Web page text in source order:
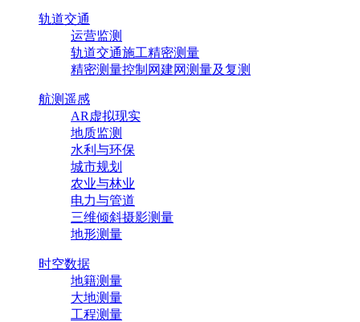
轨道交通
运营监测
轨道交通施工精密测量
精密测量控制网建网测量及复测
航测遥感
AR虚拟现实
地质监测
水利与环保
城市规划
农业与林业
电力与管道
三维倾斜摄影测量
地形测量
时空数据
地籍测量
大地测量
工程测量